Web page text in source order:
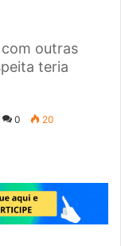
outras
teria
0 20